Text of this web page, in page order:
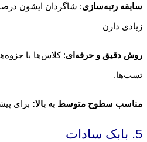
سابقه رتبه‌سازی: شاگردان ایشون
زیادی دارن
روش دقیق و حرفه‌ای: کلاس‌ها با
تست‌ها.
مناسب سطوح متوسط به بالا: برای
5. بابک سادات